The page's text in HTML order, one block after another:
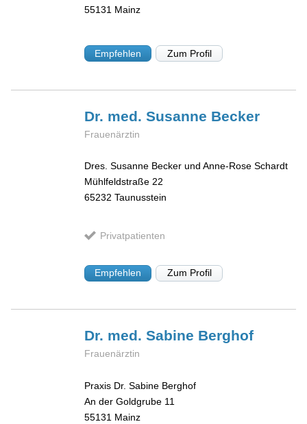
55131 Mainz
Empfehlen Zum Profil
Dr. med. Susanne Becker
Frauenärztin
Dres. Susanne Becker und Anne-Rose Schardt
Mühlfeldstraße 22
65232 Taunusstein
Privatpatienten
Empfehlen Zum Profil
Dr. med. Sabine Berghof
Frauenärztin
Praxis Dr. Sabine Berghof
An der Goldgrube 11
55131 Mainz